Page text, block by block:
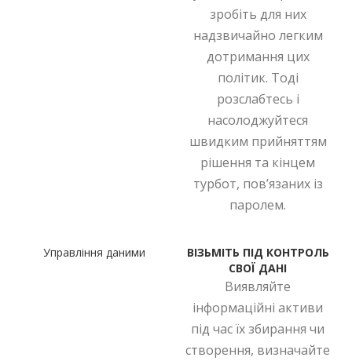
зробіть для них
надзвичайно легким
дотримання цих
політик. Тоді
розслабтесь і
насолоджуйтеся
швидким прийняттям
рішення та кінцем
турбот, пов’язаних із
паролем.
Управління даними
ВІЗЬМІТЬ ПІД КОНТРОЛЬ
СВОЇ ДАНІ
Виявляйте
інформаційні активи
під час їх збирання чи
створення, визначайте